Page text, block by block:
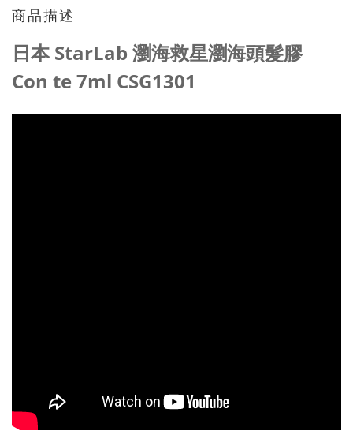
商品描述
日本 StarLab 瀏海救星瀏海頭髮膠
Con te 7ml CSG1301